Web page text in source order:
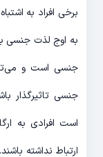
برخی افراد به
به اوج لذت جنسی
جنسی است و
جنسی تاثیرگذار
است افرادی به
ارتباط نداشته